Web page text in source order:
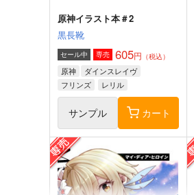
原神イラスト本＃2
黒長靴
セール中 専売 605円 （税込）
原神
ダインスレイヴ
フリンズ
レリル
サンプル カート